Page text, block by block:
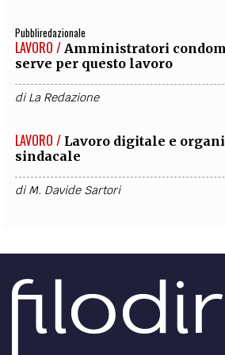
Pubbliredazionale
LAVORO / Amministratori
serve per questo lavoro
diLa Redazione
LAVORO / Lavoro digitale e
sindacale
diM. Davide Sartori